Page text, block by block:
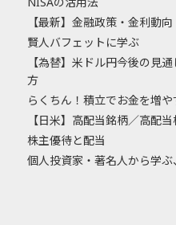
【最新】金融政策・金利動向
賢人バフェットに学ぶ
【為替】米ドル円今後の見
方
らくちん！積立でお金を増や
【日米】高配当銘柄／高配
株主優待と配当
個人投資家・著名人から学